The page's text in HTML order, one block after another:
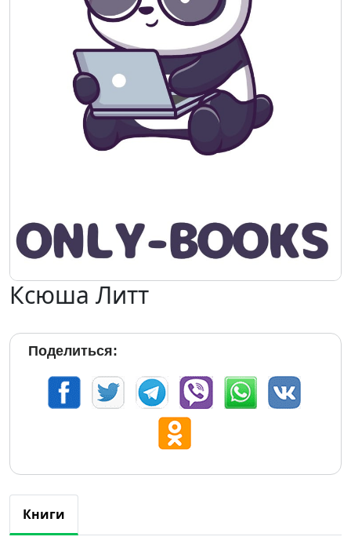
Ксюша Литт
Поделиться:
Книги